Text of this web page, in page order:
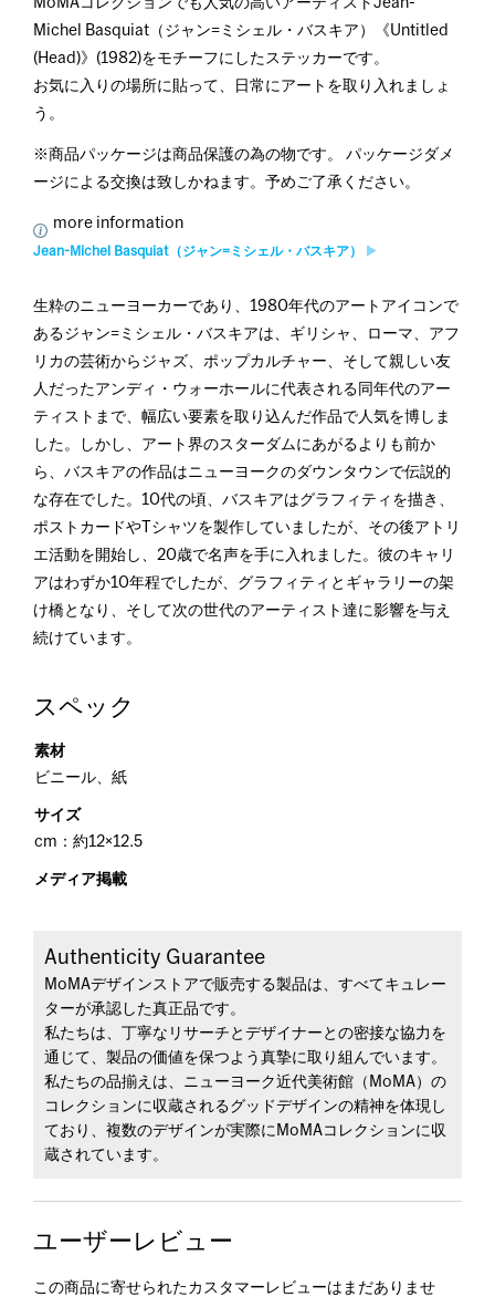
MoMAコレクションでも人気の高いアーティストJean-
Michel Basquiat（ジャン=ミシェル・バスキア）《Untitled
(Head)》(1982)をモチーフにしたステッカーです。
お気に入りの場所に貼って、日常にアートを取り入れましょ
う。
※商品パッケージは商品保護の為の物です。 パッケージダメ
ージによる交換は致しかねます。予めご了承ください。
more information
Jean-Michel Basquiat（ジャン=ミシェル・バスキア）
生粋のニューヨーカーであり、1980年代のアートアイコンで
あるジャン=ミシェル・バスキアは、ギリシャ、ローマ、アフ
リカの芸術からジャズ、ポップカルチャー、そして親しい友
人だったアンディ・ウォーホールに代表される同年代のアー
ティストまで、幅広い要素を取り込んだ作品で人気を博しま
した。しかし、アート界のスターダムにあがるよりも前か
ら、バスキアの作品はニューヨークのダウンタウンで伝説的
な存在でした。10代の頃、バスキアはグラフィティを描き、
ポストカードやTシャツを製作していましたが、その後アトリ
エ活動を開始し、20歳で名声を手に入れました。彼のキャリ
アはわずか10年程でしたが、グラフィティとギャラリーの架
け橋となり、そして次の世代のアーティスト達に影響を与え
続けています。
スペック
素材
ビニール、紙
サイズ
cm：約12×12.5
メディア掲載
Authenticity Guarantee
MoMAデザインストアで販売する製品は、すべてキュレー
ターが承認した真正品です。
私たちは、丁寧なリサーチとデザイナーとの密接な協力を
通じて、製品の価値を保つよう真摯に取り組んでいます。
私たちの品揃えは、ニューヨーク近代美術館（MoMA）の
コレクションに収蔵されるグッドデザインの精神を体現し
ており、複数のデザインが実際にMoMAコレクションに収
蔵されています。
ユーザーレビュー
この商品に寄せられたカスタマーレビューはまだありませ